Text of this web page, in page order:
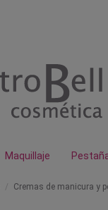
Maquillaje
Cremas de manicura y